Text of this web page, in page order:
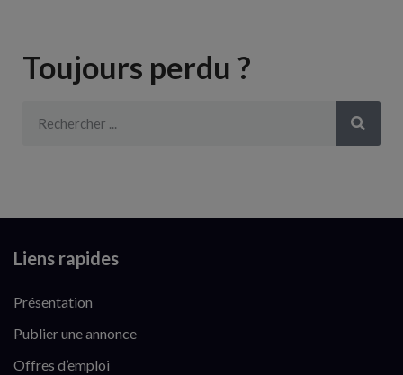
Toujours perdu ?
Liens rapides
Présentation
Publier une annonce
Offres d’emploi